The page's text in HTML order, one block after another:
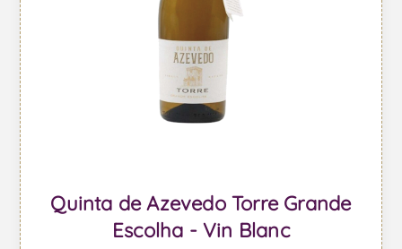
Quinta de Azevedo Torre Grande
Escolha - Vin Blanc